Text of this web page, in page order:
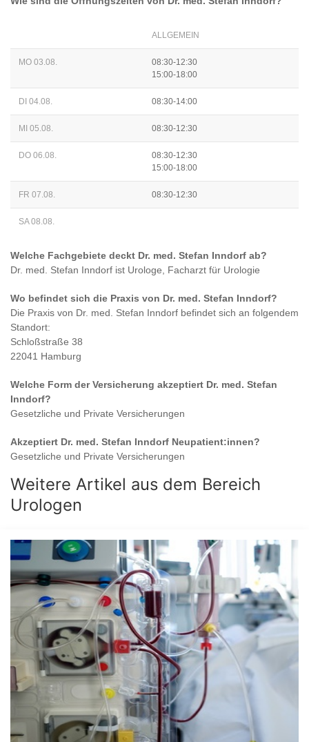
ALLGEMEIN
MO 03.08.
08:30-12:30
15:00-18:00
DI 04.08. 08:30-14:00
MI 05.08. 08:30-12:30
DO 06.08.
08:30-12:30
15:00-18:00
FR 07.08. 08:30-12:30
SA 08.08.
Welche Fachgebiete deckt Dr. med. Stefan Inndorf ab?
Dr. med. Stefan Inndorf ist Urologe, Facharzt für Urologie
Wo befindet sich die Praxis von Dr. med. Stefan Inndorf?
Die Praxis von Dr. med. Stefan Inndorf befindet sich an folgendem
Standort:
Schloßstraße 38
22041 Hamburg
Welche Form der Versicherung akzeptiert Dr. med. Stefan
Inndorf?
Gesetzliche und Private Versicherungen
Akzeptiert Dr. med. Stefan Inndorf Neupatient:innen?
Gesetzliche und Private Versicherungen
Weitere Artikel aus dem Bereich
Urologen